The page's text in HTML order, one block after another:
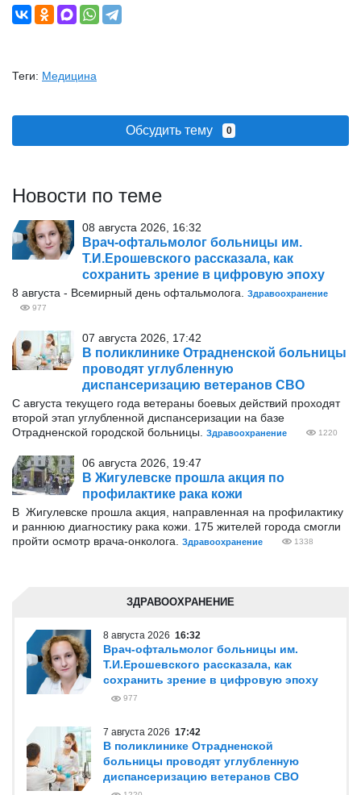
Теги: Медицина
Обсудить тему 0
Новости по теме
08 августа 2026, 16:32
Врач-офтальмолог больницы им.
Т.И.Ерошевского рассказала, как
сохранить зрение в цифровую эпоху
8 августа - Всемирный день офтальмолога. Здравоохранение
977
07 августа 2026, 17:42
В поликлинике Отрадненской больницы
проводят углубленную
диспансеризацию ветеранов СВО
С августа текущего года ветераны боевых действий проходят
второй этап углубленной диспансеризации на базе
Отрадненской городской больницы.
Здравоохранение 1220
06 августа 2026, 19:47
В Жигулевске прошла акция по
профилактике рака кожи
В Жигулевске прошла акция, направленная на профилактику
и раннюю диагностику рака кожи. 175 жителей города смогли
пройти осмотр врача-онколога.
Здравоохранение 1338
ЗДРАВООХРАНЕНИЕ
8 августа 2026 16:32
Врач-офтальмолог больницы им.
Т.И.Ерошевского рассказала, как
сохранить зрение в цифровую эпоху
977
7 августа 2026 17:42
В поликлинике Отрадненской
больницы проводят углубленную
диспансеризацию ветеранов СВО